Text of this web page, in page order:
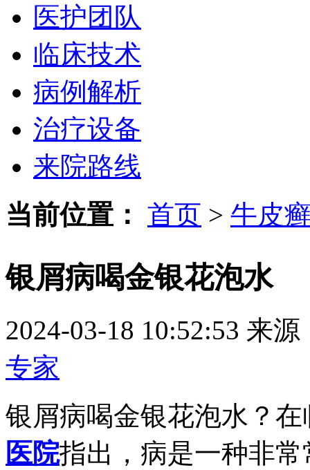
医护团队
临床技术
病例解析
治疗设备
来院路线
当前位置： 首页 > 牛皮
银屑病喝金银花泡水
2024-03-18 10:52:53 来源
专家
银屑病喝金银花泡水？
医院指出，病是一种非